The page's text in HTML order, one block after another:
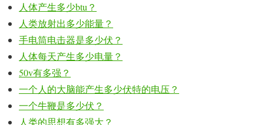
人体产生多少btu？
人类放射出多少能量？
手电筒电击器是多少伏？
人体每天产生多少电量？
50v有多强？
一个人的大脑能产生多少伏特的电压？
一个牛鞭是多少伏？
人类的思想有多强大？